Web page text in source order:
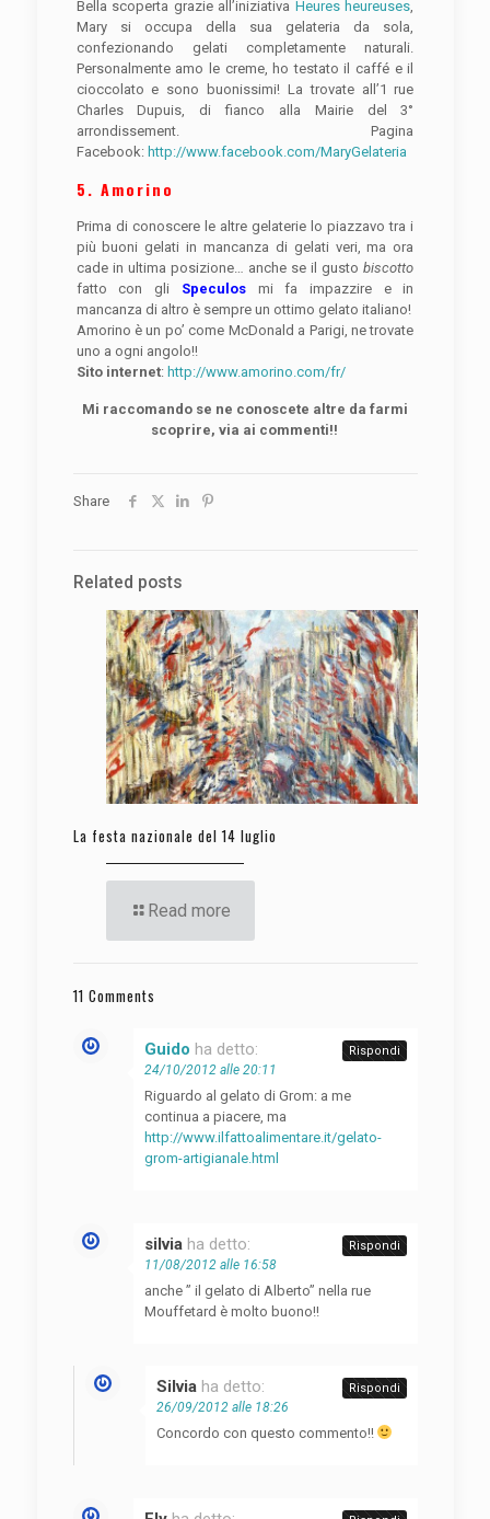
Bella scoperta grazie all’iniziativa Heures heureuses,
Mary si occupa della sua gelateria da sola,
confezionando gelati completamente naturali.
Personalmente amo le creme, ho testato il caffé e il
cioccolato e sono buonissimi! La trovate all’1 rue
Charles Dupuis, di fianco alla Mairie del 3°
arrondissement. Pagina
Facebook: http://www.facebook.com/MaryGelateria
5. Amorino
Prima di conoscere le altre gelaterie lo piazzavo tra i
più buoni gelati in mancanza di gelati veri, ma ora
cade in ultima posizione… anche se il gustobiscotto
fatto con gli Speculos mi fa impazzire e in
mancanza di altro è sempre un ottimo gelato italiano!
Amorino è un po’ come McDonald a Parigi, ne trovate
uno a ogni angolo!!
Sito internet: http://www.amorino.com/fr/
Mi raccomando se ne conoscete altre da farmi
scoprire, via ai commenti!!
Share
Related posts
La festa nazionale del 14 luglio
Read more
11 Comments
Guido ha detto:
24/10/2012 alle 20:11
Riguardo al gelato di Grom: a me
continua a piacere, ma
http://www.ilfattoalimentare.it/gelato-
grom-artigianale.html
Rispondi
silvia ha detto:
11/08/2012 alle 16:58
anche ” il gelato di Alberto” nella rue
Mouffetard è molto buono!!
Rispondi
Silvia ha detto:
26/09/2012 alle 18:26
Concordo con questo commento!!
Rispondi